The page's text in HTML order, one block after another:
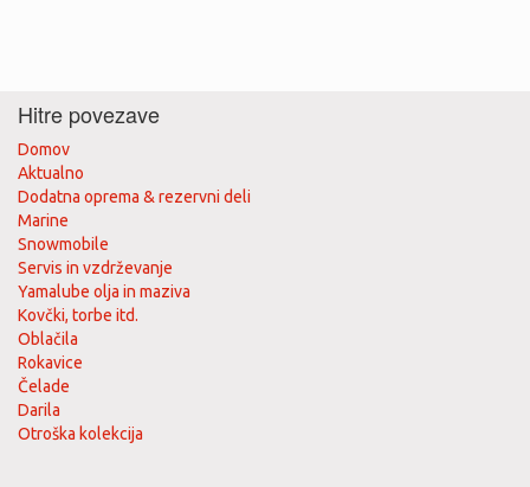
Hitre povezave
Domov
Aktualno
Dodatna oprema & rezervni deli
Marine
Snowmobile
Servis in vzdrževanje
Yamalube olja in maziva
Kovčki, torbe itd.
Oblačila
Rokavice
Čelade
Darila
Otroška kolekcija